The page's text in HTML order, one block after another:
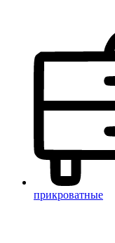
прикроватные